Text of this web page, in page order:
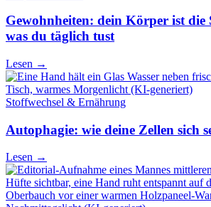
Gewohnheiten: dein Körper ist die
was du täglich tust
Lesen →
Stoffwechsel & Ernährung
Autophagie: wie deine Zellen sich
Lesen →